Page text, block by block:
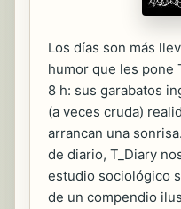
Los días son más
humor que les pone
8 h: sus garabatos
(a veces cruda)
arrancan una
de diario, T_Diary
estudio sociológico
de un compendio